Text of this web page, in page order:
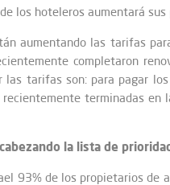
los hoteleros aumentará sus
aumentando las tarifas
completaron
las tarifas son: para pagar
terminadas
la lista de
93% de los propietarios